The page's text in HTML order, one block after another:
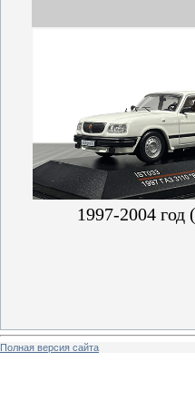
1997-2004 год
Полная версия сайта